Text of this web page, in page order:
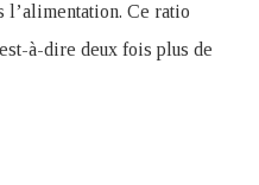
l’alimentation. Ce ratio
à-dire deux fois plus de